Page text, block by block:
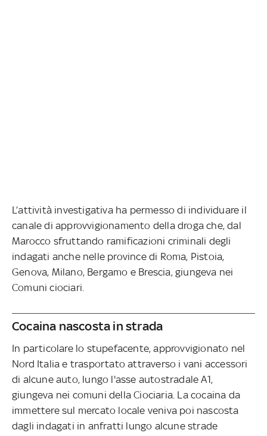
L’attività investigativa ha permesso di individuare il
canale di approvvigionamento della droga che, dal
Marocco sfruttando ramificazioni criminali degli
indagati anche nelle province di Roma, Pistoia,
Genova, Milano, Bergamo e Brescia, giungeva nei
Comuni ciociari.
Cocaina nascosta in strada
In particolare lo stupefacente, approvvigionato nel
Nord Italia e trasportato attraverso i vani accessori
di alcune auto, lungo l'asse autostradale A1,
giungeva nei comuni della Ciociaria. La cocaina da
immettere sul mercato locale veniva poi nascosta
dagli indagati in anfratti lungo alcune strade